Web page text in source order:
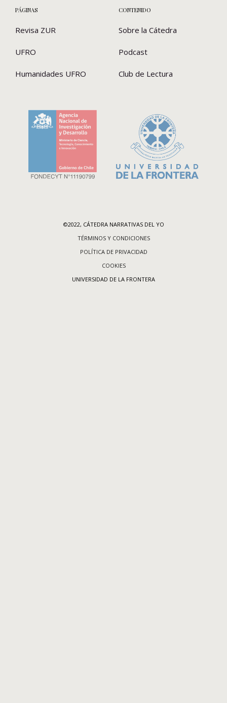
CONTENIDO
Sobre la Cátedra
Podcast
Club de Lectura
PÁGINAS
Revisa ZUR
UFRO
Humanidades UFRO
©2022, CÁTEDRA NARRATIVAS DEL YO
TÉRMINOS Y CONDICIONES
POLÍTICA DE PRIVACIDAD
COOKIES
UNIVERSIDAD DE LA FRONTERA